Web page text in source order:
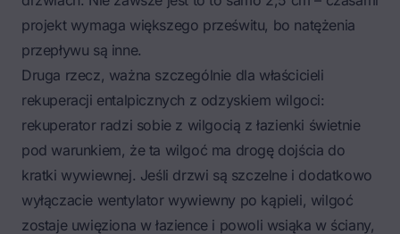
projekt wymaga większego prześwitu, bo natężenia
przepływu są inne.
Druga rzecz, ważna szczególnie dla właścicieli
rekuperacji entalpicznych z odzyskiem wilgoci:
rekuperator radzi sobie z wilgocią z łazienki świetnie
pod warunkiem, że ta wilgoć ma drogę dojścia do
kratki wywiewnej. Jeśli drzwi są szczelne i dodatkowo
wyłączacie wentylator wywiewny po kąpieli, wilgoć
zostaje uwięziona w łazience i powoli wsiąka w ściany,